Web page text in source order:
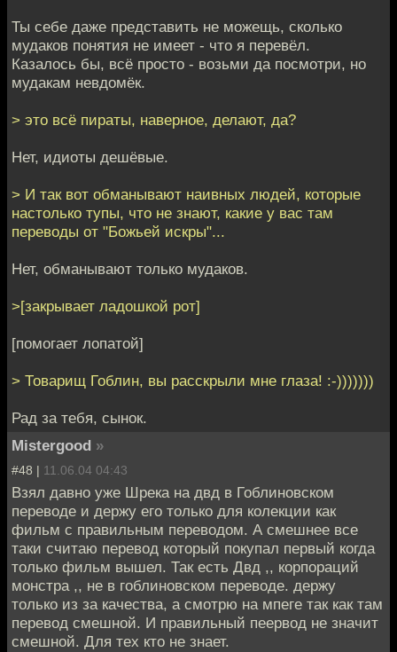
Ты себе даже представить не можещь, сколько
мудаков понятия не имеет - что я перевёл.
Казалось бы, всё просто - возьми да посмотри, но
мудакам невдомёк.
> это всё пираты, наверное, делают, да?
Нет, идиоты дешёвые.
> И так вот обманывают наивных людей, которые
настолько тупы, что не знают, какие у вас там
переводы от "Божьей искры"...
Нет, обманывают только мудаков.
>[закрывает ладошкой рот]
[помогает лопатой]
> Товарищ Гоблин, вы расскрыли мне глаза! :-)))))))
Рад за тебя, сынок.
Mistergood »
#48 | 11.06.04 04:43
Взял давно уже Шрека на двд в Гоблиновском
переводе и держу его только для колекции как
фильм с правильным переводом. А смешнее все
таки считаю перевод который покупал первый когда
только фильм вышел. Так есть Двд ,, корпораций
монстра ,, не в гоблиновском переводе. держу
только из за качества, а смотрю на мпеге так как там
перевод смешной. И правильный пеервод не значит
смешной. Для тех кто не знает.